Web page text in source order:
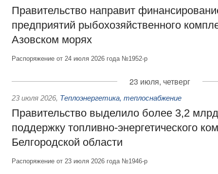
Правительство направит
предприятий рыбохозяйственного
Азовском морях
Распоряжение от 24 июля 2026 года №1952-р
23 июля, четверг
23 июля 2026, Теплоэнергетика, теплоснабжение
Правительство выделило более 3,2
поддержку топливно-энергетического
Белгородской области
Распоряжение от 23 июля 2026 года №1946-р